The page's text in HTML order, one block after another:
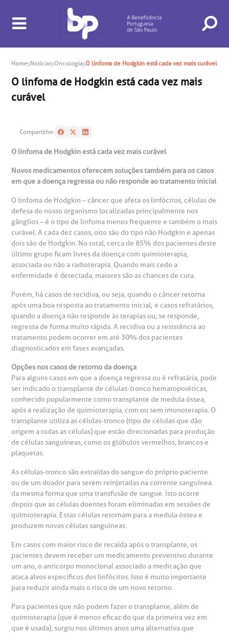
BUSCA
CONSULTAS E EXAMES
de consultas e exames
in antecipado
de exames
de Exames
ATENDIMENTO 24H
SAC
A BP conta com você para melhorar sempre a qualidade do
atendimento e dos serviços prestados.
A Ouvidoria e SAC são canais para você, cliente da BP, tirar
suas dúvidas, registrar suas reclamações ou fazer elogios
relacionados ao nosso atendimento e aos nossos serviços.
Horário de atendimento: 2ª a 6ª feira das 7h às 18h
(11)3505-1000
ouvidoria@bp.org.br
Fale Conosco
CONHEÇA AS UNIDADES
Hospital BP
Saiba mais
Endereço:
CEP: 01323-001 | Bela Vista
São Paulo - SP
BP Mirante
Saiba mais
Endereço:
R. Martiniano de Carvalho, 965
CEP: 01323-001 | Bela Vista
São Paulo - SP
INSTITUCIONAL
e Pesquisa
do médico
de conduta
Financeiras
social da BP
corporativa
social
a BP
Conosco
de Benchmarking
NOSSOS SERVIÇOS
Telemedicina BP
Teleinterconsulta
Centro de Doenças Autoimunes
INFORMAÇÕES ÚTEIS
de atendimento
de Infarto SUS
de Visita
socorro
de cópia de prontuário médico
de orçamento particular
de veracidade de atestado
atendimento
Cirurgia
frequentes
ESPECIALIDADES
de Oncologia e Hematologia
de Excelência em Neurologia e
de Excelência em Ortopedia
especialidades
Home Notícias Oncologia O linfoma de Hodgkin está cada vez mais curável
O linfoma de Hodgkin está cada vez mais
curável
Compartilhe:
O linfoma de Hodgkin está cada vez mais curável
Novos medicamentos oferecem soluções também para os casos
em que a doença regressa ou não responde ao tratamento inicial
O linfoma de Hodgkin – câncer que afeta os linfócitos, células de
defesa do nosso organismo localizadas principalmente nos
gânglios – é o tipo de linfoma menos frequente e também o mais
curável. A cada dez casos, oito são do tipo não Hodgkin e apenas
dois são de Hodgkin. No total, cerca de 85% dos pacientes deste
último grupo ficam livres da doença com quimioterapia,
associada ou não a radioterapia. Quando mais cedo a
enfermidade é detectada, maiores são as chances de cura.
Porém, há casos de recidiva, ou seja, quando o câncer retorna
após uma boa resposta ao tratamento inicial; e casos refratários,
quando a doença não responde às terapias ou, se responde,
regressa de forma muito rápida. A recidiva ou a resistência ao
tratamento podem ocorrer em até 30% dos pacientes
diagnosticados em fases avançadas.
Opções nos casos de retorno da doença
Para alguns casos em que a doença regressa ou é refratária, pode
ser indicado o transplante de células-tronco hematopoiéticas,
conhecido popularmente como transplante de medula óssea,
após a realização de quimioterapia, com ou sem imunoterapia. O
transplante utiliza as células-tronco (tipo de células que dão
origem a todas as células) que estão direcionadas para produção
de células sanguíneas, como os glóbulos vermelhos, brancos e
plaquetas.
As células-tronco são extraídas do sangue do próprio paciente
ou de um doador para serem reinjetadas na corrente sanguínea
da mesma forma que uma transfusão de sangue. Isto ocorre
depois que as células doentes foram eliminadas em sessões de
quimioterapia. Essas células retornam para a medula óssea e
produzem novas células sanguíneas.
Em casos com maior risco de recaída após o transplante, os
pacientes devem receber um medicamento preventivo durante
um ano, o anticorpo monoclonal associado a medicação que
ataca alvos específicos dos linfócitos. Isso é muito importante
para reduzir ainda mais o risco de um novo retorno.
Para pacientes que não podem fazer o transplante, além de
quimioterapia (que é menos eficaz do que da primeira vez em
que é usada), surgiu nos últimos anos uma alternativa que